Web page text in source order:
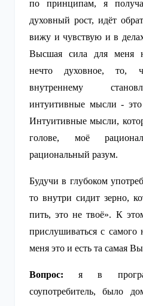
по принципам, я
духовный рост, идёт
вижу и чувствую и в
Высшая сила для меня
нечто духовное, то,
внутреннему
интуитивные мысли -
Интуитивные мысли,
голове, моё
рациональный разум.
Будучи в глубоком
то внутри сидит зерно,
пить, это не твоё». К
прислушиваться с самого
меня это и есть та самая
Вопрос: я в
соупотребитель, было